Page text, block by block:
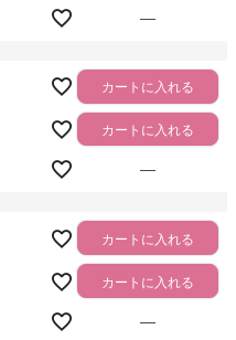
—
カートに入れる
カートに入れる
—
カートに入れる
カートに入れる
—